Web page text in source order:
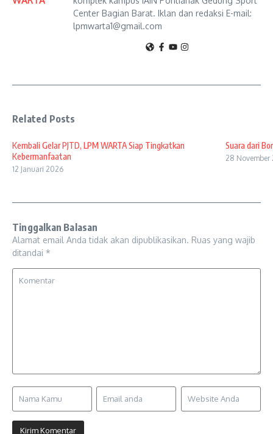
Center Bagian Barat. Iklan dan redaksi E-mail:
lpmwarta1@gmail.com
Related Posts
Kembali Gelar PJTD, LPM WARTA Siap Tingkatkan
Kebermanfaatan
12 Januari 2026
Suara dari
28 November
Tinggalkan Balasan
Alamat email Anda tidak akan dipublikasikan. Ruas yang wajib
ditandai *